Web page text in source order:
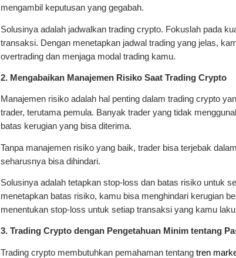
mengambil keputusan yang gegabah.
Solusinya adalah jadwalkan trading crypto. Fokuslah pada
transaksi. Dengan menetapkan jadwal trading yang jelas,
overtrading dan menjaga modal trading kamu.
2. Mengabaikan Manajemen Risiko Saat Trading Crypto
Manajemen risiko adalah hal penting dalam trading crypto
trader, terutama pemula. Banyak trader yang tidak
batas kerugian yang bisa diterima.
Tanpa manajemen risiko yang baik, trader bisa terjebak
seharusnya bisa dihindari.
Solusinya adalah tetapkan stop-loss dan batas risiko untuk
menetapkan batas risiko, kamu bisa menghindari kerugian
menentukan stop-loss untuk setiap transaksi yang kamu
3. Trading Crypto dengan Pengetahuan Minim tentang
Trading crypto membutuhkan pemahaman tentang tren